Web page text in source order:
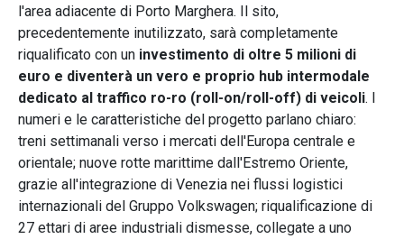
l'area adiacente di Porto Marghera. Il sito,
precedentemente inutilizzato, sarà completamente
riqualificato con un investimento di oltre 5 milioni di
euro e diventerà un vero e proprio hub intermodale
dedicato al traffico ro-ro (roll-on/roll-off) di veicoli. I
numeri e le caratteristiche del progetto parlano chiaro:
treni settimanali verso i mercati dell'Europa centrale e
orientale; nuove rotte marittime dall'Estremo Oriente,
grazie all'integrazione di Venezia nei flussi logistici
internazionali del Gruppo Volkswagen; riqualificazione di
27 ettari di aree industriali dismesse, collegate a uno